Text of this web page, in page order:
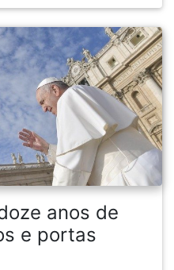
anos de
e portas